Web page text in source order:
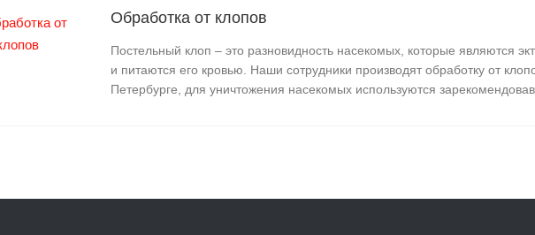
Обработка от клопов
Постельный клоп – это разновидность насекомых, которые являются
и питаются его кровью. Наши сотрудники производят обработку от
Петербурге, для уничтожения насекомых используются